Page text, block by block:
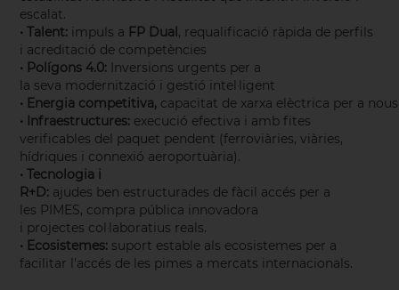
escalat.
• Talent:impuls a FP Dual , requalificació ràpida de perfils
i acreditació de competències
• Polígons 4.0:Inversions urgents per a
la seva modernització i gestió intel·ligent
• Energia competitiva, capacitat de xarxa elèctrica per a
• Infraestructures:execució efectiva i amb fites
verificables del paquet pendent (ferroviàries, viàries,
hídriques i connexió aeroportuària).
• Tecnologia i
R+D:ajudes ben estructurades de fàcil accés per a
les PIMES, compra pública innovadora
i projectes col·laboratius reals.
• Ecosistemes:suport estable als ecosistemes per a
facilitar l'accés de les pimes a mercats internacionals.